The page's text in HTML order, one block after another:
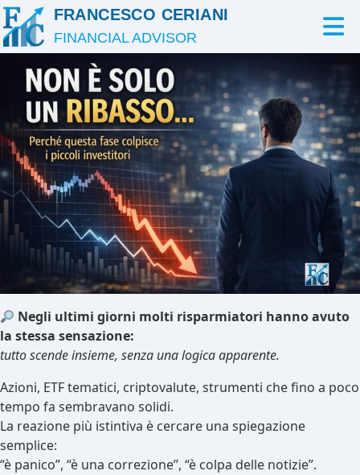
FRANCESCO CERIANI
FINANCIAL ADVISOR
Negli ultimi giorni molti risparmiatori hanno avuto
la stessa sensazione:
tutto scende insieme, senza una logica apparente.
Azioni, ETF tematici, criptovalute, strumenti che fino a poco
tempo fa sembravano solidi.
La reazione più istintiva è cercare una spiegazione
semplice:
“è panico”, “è una correzione”, “è colpa delle notizie”.